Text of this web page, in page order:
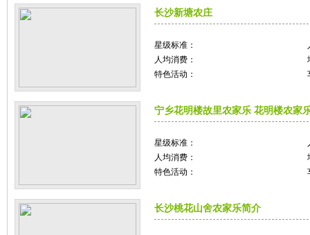
长沙新塘农庄
星级标准：
人均消费：
特色活动：
宁乡花明楼故里农家乐 花明楼农家
星级标准：
人均消费：
特色活动：
长沙桃花山舍农家乐简介